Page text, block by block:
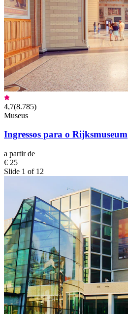
4,7(8.785)
Museus
Ingressos para o Rijksmuseum
a partir de
€ 25
Slide 1 of 12